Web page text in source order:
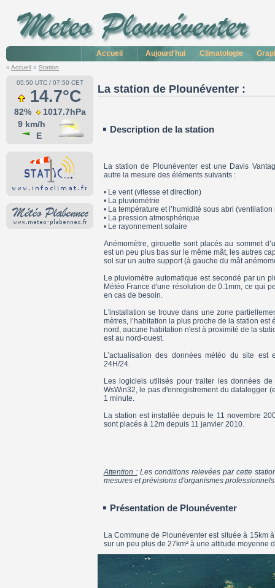
Accueil Aujourd'hui Climatologie
» Accueil » Station
05:50 UTC / 07:50 CET
14.7°C
82%
1017.7hPa
9 km/h
E
La station de Plounéventer :
Description de la station
La station de Plounéventer est une Davis
autre la mesure des éléments suivants :
• Le vent (vitesse et direction)
• La pluviométrie
• La température et l’humidité sous abri
• La pression atmosphérique
• Le rayonnement solaire
Anémomètre, girouette sont placés au sommet
est un peu plus bas sur le même mât, les autres
sol sur un autre support (à gauche du mât
Le pluviomètre automatique est secondé par un
Météo France d'une résolution de 0.1mm, ce qui
en cas de besoin.
L'installation se trouve dans une zone
mètres, l’habitation la plus proche de la station est
nord, aucune habitation n'est à proximité de la
est au nord-ouest.
L’actualisation des données météo du site est
24H/24.
Les logiciels utilisés pour traiter les données
WsWin32, le pas d'enregistrement du datalogger
1 minute.
La station est installée depuis le 11 novembre
sont placés à 12m depuis 11 janvier 2010.
Attention :Les conditions relevées par cette
mesures et prévisions d'organismes
Présentation de Plounéventer
La Commune de Plounéventer est située à 15km
sur un peu plus de 27km² à une altitude moyenne